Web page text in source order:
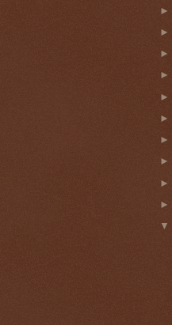
►
►
►
►
►
►
►
►
►
►
▼